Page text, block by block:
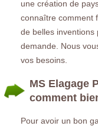
une création de
connaître comment
de belles inventions
demande. Nous
vos besoins.
MS Elagage
comment
Pour avoir un bon